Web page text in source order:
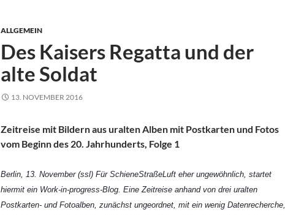
ALLGEMEIN
Des Kaisers Regatta und der
alte Soldat
13. NOVEMBER 2016
Zeitreise mit Bildern aus uralten Alben mit Postkarten und Fotos
vom Beginn des 20. Jahrhunderts, Folge 1
Berlin, 13. November (ssl) Für SchieneStraßeLuft eher ungewöhnlich, startet
hiermit ein Work-in-progress-Blog. Eine Zeitreise anhand von drei uralten
Postkarten- und Fotoalben, zunächst ungeordnet, mit ein wenig Datenrecherche,